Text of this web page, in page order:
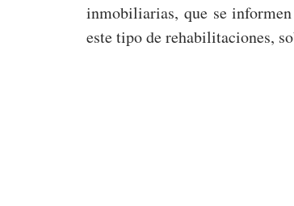
inmobiliarias, que se
este tipo de rehabilitaciones,